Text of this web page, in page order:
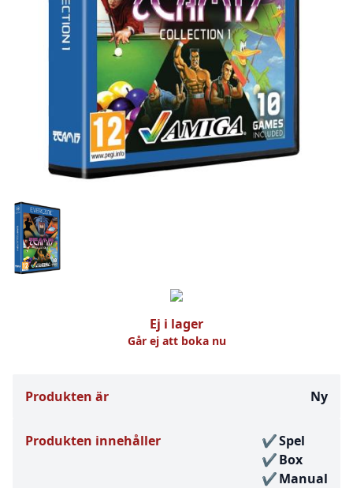
Ej i lager
Går ej att boka nu
Produkten är Ny
Produkten innehåller
Spel
Box
Manual